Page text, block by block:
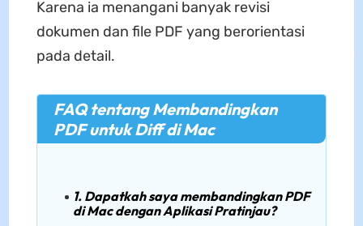
Karena ia menangani banyak revisi
dokumen dan file PDF yang berorientasi
pada detail.
FAQ tentang Membandingkan
PDF untuk Diff di Mac
1. Dapatkah saya membandingkan PDF
di Mac dengan Aplikasi Pratinjau?